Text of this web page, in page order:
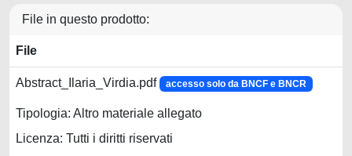
File in questo prodotto:
File
Abstract_Ilaria_Virdia.pdf accesso solo da BNCF e BNCR
Tipologia: Altro materiale allegato
Licenza: Tutti i diritti riservati